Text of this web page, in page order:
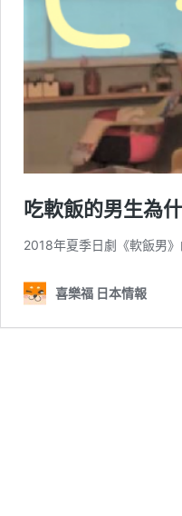
吃軟飯的男生為
2018年夏季日劇《軟飯男
喜樂福 日本情報